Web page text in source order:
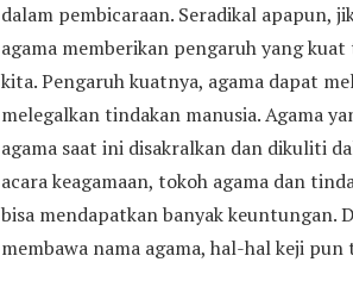
dalam pembicaraan. Seradikal apapun,
agama memberikan pengaruh yang
kita. Pengaruh kuatnya, agama dapat
melegalkan tindakan manusia. Agama
agama saat ini disakralkan dan dikuliti
acara keagamaan, tokoh agama dan
bisa mendapatkan banyak keuntungan.
membawa nama agama, hal-hal keji